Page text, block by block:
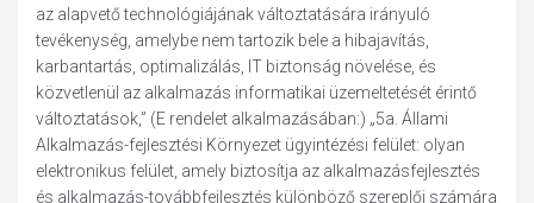
az alapvető technológiájának változtatására irányuló
tevékenység, amelybe nem tartozik bele a hibajavítás,
karbantartás, optimalizálás, IT biztonság növelése, és
közvetlenül az alkalmazás informatikai üzemeltetését érintő
változtatások,” (E rendelet alkalmazásában:) „5a. Állami
Alkalmazás-fejlesztési Környezet ügyintézési felület: olyan
elektronikus felület, amely biztosítja az alkalmazásfejlesztés
és alkalmazás-továbbfejlesztés különböző szereplői számára